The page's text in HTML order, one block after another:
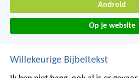
Android
Op je website
Willekeurige Bijbeltekst